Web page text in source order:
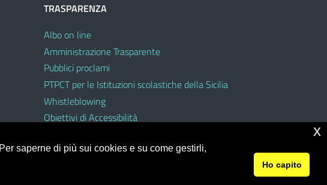
TRASPARENZA
Albo on line
Amministrazione Trasparente
Pubblici proclami
PTPCT per le Istituzioni scolastiche della Sicilia
Whistleblowing
Obiettivi di Accessibilità
saperne di più sui cookies e su come gestirli,
Ho capito
x